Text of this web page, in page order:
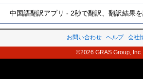
中国語翻訳アプリ - 2秒で翻訳、翻訳結果
お問い合わせ ヘルプ 会社
©2026 GRAS Group, Inc.